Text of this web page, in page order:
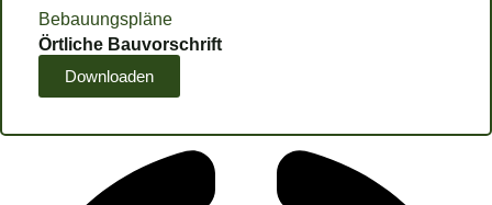
Bebauungspläne
Örtliche Bauvorschrift
Downloaden